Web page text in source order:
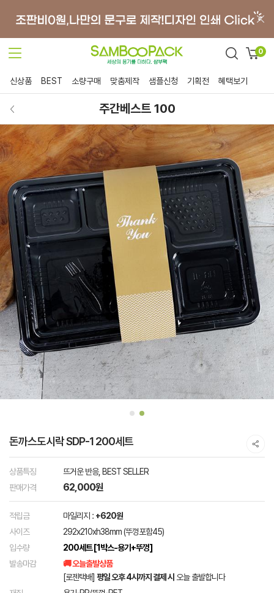
0
신상품 BEST 소량구매 맞춤제작 샘플신청 기획전 혜택보기
주간베스트 100
돈까스도시락 SDP-1 200세트
상품특징
뜨거운 반응, BEST SELLER
판매가격
62,000원
적립금 마일리지 : +620원
사이즈
292x210xh38mm (뚜껑포함45)
입수량
200세트 [1박스-용기+뚜껑]
발송마감
🚚 오늘출발상품
[로젠택배] 평일 오후 4시까지 결제 시 오늘 출발합니다